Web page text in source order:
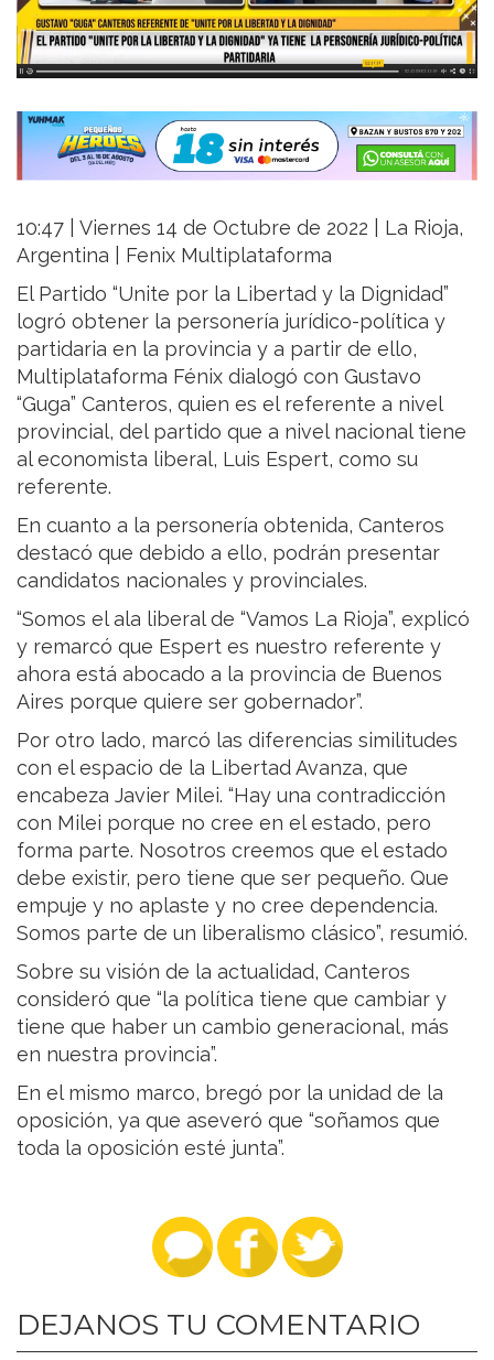
10:47 | Viernes 14 de Octubre de 2022 | La Rioja,
Argentina | Fenix Multiplataforma
El Partido “Unite por la Libertad y la Dignidad”
logró obtener la personería jurídico-política y
partidaria en la provincia y a partir de ello,
Multiplataforma Fénix dialogó con Gustavo
“Guga” Canteros, quien es el referente a nivel
provincial, del partido que a nivel nacional tiene
al economista liberal, Luis Espert, como su
referente.
En cuanto a la personería obtenida, Canteros
destacó que debido a ello, podrán presentar
candidatos nacionales y provinciales.
“Somos el ala liberal de “Vamos La Rioja”, explicó
y remarcó que Espert es nuestro referente y
ahora está abocado a la provincia de Buenos
Aires porque quiere ser gobernador”.
Por otro lado, marcó las diferencias similitudes
con el espacio de la Libertad Avanza, que
encabeza Javier Milei. “Hay una contradicción
con Milei porque no cree en el estado, pero
forma parte. Nosotros creemos que el estado
debe existir, pero tiene que ser pequeño. Que
empuje y no aplaste y no cree dependencia.
Somos parte de un liberalismo clásico”, resumió.
Sobre su visión de la actualidad, Canteros
consideró que “la política tiene que cambiar y
tiene que haber un cambio generacional, más
en nuestra provincia”.
En el mismo marco, bregó por la unidad de la
oposición, ya que aseveró que “soñamos que
toda la oposición esté junta”.
DEJANOS TU COMENTARIO